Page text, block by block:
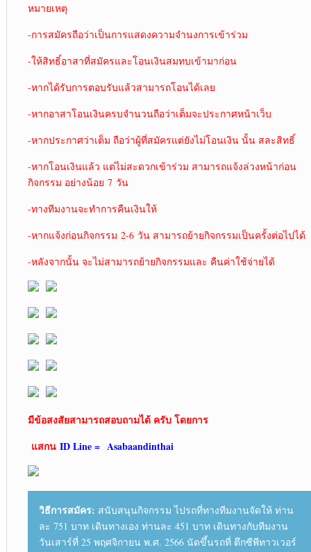
หมายเหตุ
-การสมัครถือว่าเป็นการแสดงความจำนงการเข้าร่วม
-ให้สิทธิ์อาสาที่สมัครและโอนเงินสมทบเข้ามาก่อน
-หากได้รับการตอบรับแล้วสามารถโอนได้เลย
-หากอาสาโอนเงินครบจำนวนถือว่าเต็มจะประกาศหน้าเว็บ
-หากประกาศว่าเต็ม ถือว่าผู้ที่สมัครแต่ยังไม่โอนเงิน นั้น สละสิทธิ์
-หากโอนเงินแล้ว แต่ไม่สะดวกเข้าร่วม สามารถแจ้งล่วงหน้าก่อน
กิจกรรม อย่างน้อย 7 วัน
-ทางทีมงานจะทำการคืนเงินให้
-หากแจ้งก่อนกิจกรรม 2-6 วัน สามารถย้ายกิจกรรมเป็นครั้งต่อไปได้
-หลังจากนั้น จะไม่สามารถย้ายกิจกรรมและ คืนค่าใช้จ่ายได้
มีข้อสงสัยสามารถสอบถามได้ ครับ โดยการ
แสกน ID Line = Asabaandinthai
วิธีการสมัคร: สนับสนุนกิจกรรม ไปรถที่ทางทีมงานจัดให้ ท่าน
ละ 751 บาท เดินทางเอง ท่านละ 451 บาท เดินทางกับทีมงาน
วันเสาร์ที่ 25 พฤศจิกายน พ.ศ. 2566 นัดขึ้นรถที่ ตึกซีพีทาวเวอร์